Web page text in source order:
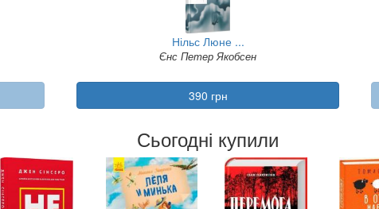
Нільс Люне ...
Єнс Петер Якобсен
390 грн
Сьогодні купили